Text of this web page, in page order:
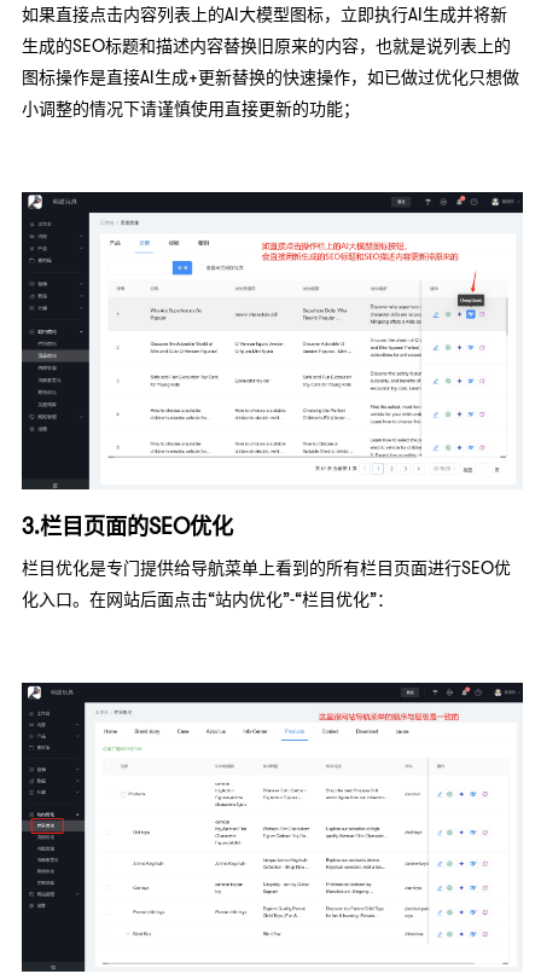
如果直接点击内容列表上的AI大模型图标，立即执行AI生成并将新
生成的SEO标题和描述内容替换旧原来的内容，也就是说列表上的
图标操作是直接AI生成+更新替换的快速操作，如已做过优化只想做
小调整的情况下请谨慎使用直接更新的功能；
3.栏目页面的SEO优化
栏目优化是专门提供给导航菜单上看到的所有栏目页面进行SEO优
化入口。在网站后面点击“站内优化”-“栏目优化”：